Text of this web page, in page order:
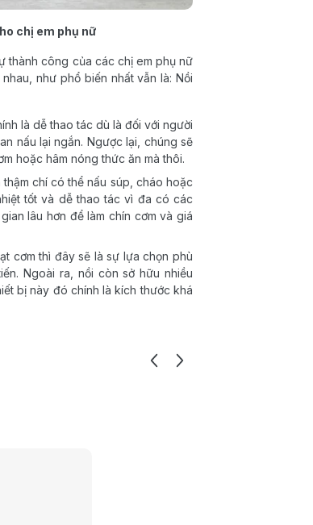
chị em phụ nữ
thành công của các chị em phụ nữ
như phổ biến nhất vẫn là: Nồi
là dễ thao tác dù là đối với người
nấu lại ngắn. Ngược lại, chúng sẽ
hoặc hâm nóng thức ăn mà thôi.
chí có thể nấu súp, cháo hoặc
tốt và dễ thao tác vì đa có các
lâu hơn để làm chín cơm và giá
cơm thì đây sẽ là sự lựa chọn phù
Ngoài ra, nồi còn sở hữu nhiều
bị này đó chính là kích thước khá